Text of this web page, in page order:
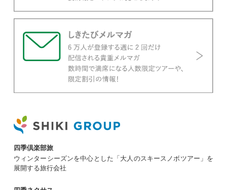
四季倶楽部旅
ウィンターシーズンを中心とした「大人のスキースノボツアー」を
展開する旅行会社